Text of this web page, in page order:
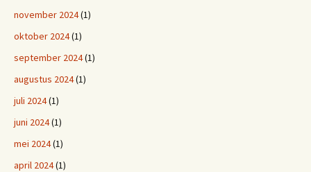
november 2024(1)
oktober 2024(1)
september 2024(1)
augustus 2024(1)
juli 2024(1)
juni 2024(1)
mei 2024(1)
april 2024(1)